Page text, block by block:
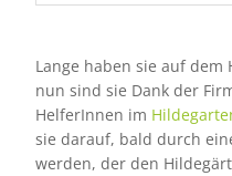
Lange haben sie auf dem
nun sind sie Dank der
HelferInnen im
sie darauf, bald durch
werden, der den